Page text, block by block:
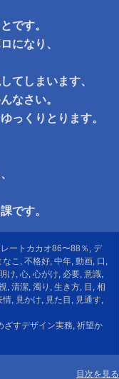
です。
になり、
てしまいます、
なさい。
っくりとります。
です。
ートカカオ86〜88％ , デ
なこ , 不格好, 中年, 動画, 口 ,
け, 心, 心がけ, 必要, 意識,
, 清潔, 濁り , 生き方, 目 , 相
情, 見かけ, 見た目 , 見通す,
ざすデザイン実務, 祈望か
目次を見る